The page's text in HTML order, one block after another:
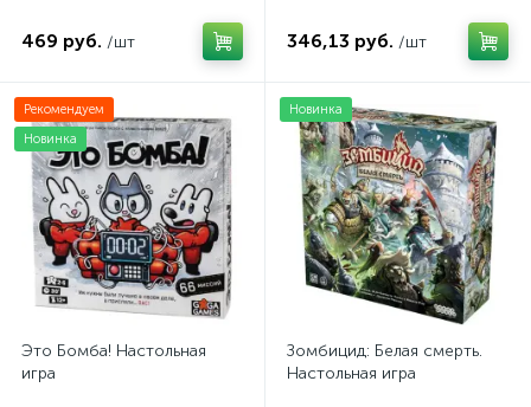
469 руб. /шт 346,13 руб. /шт
Рекомендуем
Новинка
Это Бомба! Настольная
игра
Новинка
Зомбицид: Белая смерть.
Настольная игра